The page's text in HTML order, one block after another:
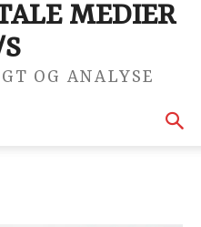
MEDIER
OG ANALYSE